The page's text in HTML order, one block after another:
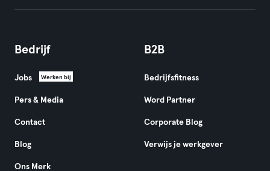
Bedrijf
Jobs Werken bij
Pers & Media
Contact
Blog
Ons Merk
B2B
Bedrijfsfitness
Word Partner
Corporate Blog
Verwijs je werkgever